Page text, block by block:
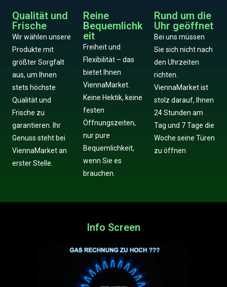
Qualität und
Frische
Wir wählen unsere
Produkte mit
größter Sorgfalt
aus, um Ihnen
stets höchste
Qualität und
Frische zu
garantieren. Ihr
Genuss steht bei
ViennaMarket an
erster Stelle.
Reine
Bequemlichk
eit
Freiheit und
Flexibilität – das
bietet Ihnen
ViennaMarket.
Keine Hektik, keine
festen
Öffnungszeiten,
nur pure
Bequemlichkeit,
wenn Sie es
brauchen.
Rund um die
Uhr geöffnet
Bei uns müssen
Sie sich nicht nach
den Uhrzeiten
richten.
ViennaMarket ist
stolz darauf, Ihnen
24 Stunden am
Tag und 7 Tage die
Woche seine Türen
zu öffnen
Info Screen